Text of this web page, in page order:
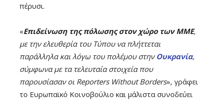
πέρυσι.
«Επιδείνωση της πόλωσης στον χώρο των ΜΜΕ,
με την ελευθερία του Τύπου να πλήττεται
παράλληλα και λόγω του πολέμου στην Ουκρανία,
σύμφωνα με τα τελευταία στοιχεία που
παρουσίασαν οι Reporters Without Borders», γράφει
το Ευρωπαϊκό Κοινοβούλιο και μάλιστα συνοδεύει